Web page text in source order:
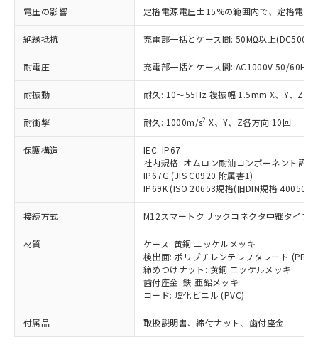
電圧の影響 定格電源電圧±15%の範囲内で、定格電
絶縁抵抗 充電部一括とケース間: 50MΩ以上(DC500V
耐電圧 充電部一括とケース間: AC1000V 50/60Hz
耐振動 耐久: 10～55Hz 複振幅 1.5mm X、Y、Z各
耐衝撃 耐久: 1000m/s2 X、Y、Z各方向 10回
保護構造
IEC: IP67
社内規格: オムロン耐油コンポーネント評
IP67G (JIS C0920 附属書1)
IP69K (ISO 20653規格(旧DIN規格 40050
接続方式 M12スマートクリックコネクタ中継タイプ
材質
ケース: 黄銅 ニッケルメッキ
検出面: ポリブチレンテレフタレート (PBT)
締めつけナット: 黄銅 ニッケルメッキ
歯付座金: 鉄 亜鉛メッキ
コード: 塩化ビニル (PVC)
付属品 取扱説明書、締付ナット、歯付座金
ことをご了承ください。
在庫状況および標準価格照会結果は、
記載している更新日時点での社内デー
タに基づき作成されるものであり、閲
覧された時点での実際の在庫および標
準価格とは異なる場合があることをご
了承ください。
正式な納期状況および標準価格はお客
様のお取引先、またはお客様担当のオ
ムロン制御機器販売店・当社販売員に
ご相談ください。
オムロン制御機器販売店や当社販売拠
販売ネットワーク
」をご確認
在庫状況および標準価格結果を当社の
事前の承諾なく第三者に漏洩または開
示しないようお願いします。
マイパーツ機能（部品リスト作成サー
ビス）をご利用いただくには、I-Web
メンバーズにご登録されている必要が
お客様が当ウェブサイト上で当社にご
登録された部品リストについて、当社
むを得ず変更することがあります。
ミウム(Cd) 100ppm以下、
六価クロム(Cr(Ⅵ)) 1000ppm以下、ポリ臭化ビフェニル
類(PBB) 1000ppm以下、ポリ臭化ジフェニルエーテル類
(PBDE) 1000ppm以下、フタル酸ビス(2-エチルヘキシ
ル) (DEHP)(別名：DOP) 1000ppm以下、フタル酸ブチ
ルベンジル（BBP） 1000ppm以下、フタル酸ジブチル
（DBP） 1000ppm以下、フタル酸ジイソブチル
但し、RoHS指令で産業用監視および制御機器に対する
フタル酸エステル類の４物質については閾値を超える意
図的な使用がないことを確認しています。
※2 対応予定月
部品在庫の切り替え状況などにより、予定
月が前後することがあります。
※3 非含有証明書ダウンロード
「－」：未確認です。当社販売部門へお問
*中国RoHS10物質の基準値 (GB/T26572)：
Pb(鉛) :1000ppm、 Hg(水銀) : 1000ppm、 Cd(カドミウ
Cr(Ⅵ)(六価クロム) : 1000ppm、 PBBs(ポリ臭化ビフェ
DBP(フタル酸ジブチル) : 1000ppm、 DIBP(フタル酸ジ
イソブチル) : 1000ppm、 BBP(フタル酸ブチルベンジ
ル) : 1000ppm、
DEHP(フタル酸ビス(2-エチルヘキシル)) : 1000ppm
※2 環境保護使用期限
「ｅ」：有害物質（10物質）のすべてが基
準値以下であることを示します。
「10」：通常の使用状況下において有害物
質が外部に漏えいし、環境に深刻な影響を
及ぼさない年数を意味します。
「－」：未確認です。当社販売部門へお問
い合わせください。
当社は、これら貴社製品のうち、外国
（以下｢規制貨物等」という）を輸出
または国外への提供する場合は、日本
国政府の輸出許可(または役務取引許
可)を取得するなどの必要な手続きを
当社は規制貨物を破棄する場合は、完
全に破砕するなど、違法に輸出されな
いよう必要な手段を講じます。
当社は貴社製品を、核兵器、ミサイ
ル、化学兵器、生物兵器またはその他
武器並びにこれらの製造装置等に一切
使用いたしません。
当社は、貴社製品を第三者に販売する
場合は、上記1、2および3の内容を当
該第三者に通知します。また当社は、
販売先および販売に係わる関係者が違
法に輸出するおそれがある場合は、取
り引きをいたしません。
一定数には満たないが在庫あり
在庫なし(最新の在庫状況につ
いては、お客様のお取引先、ま
たはお客様担当のオムロン制御
機器販売店・当社販売員にご確
認ください)
受注生産機種、また在庫状況の
情報を公開していない機種